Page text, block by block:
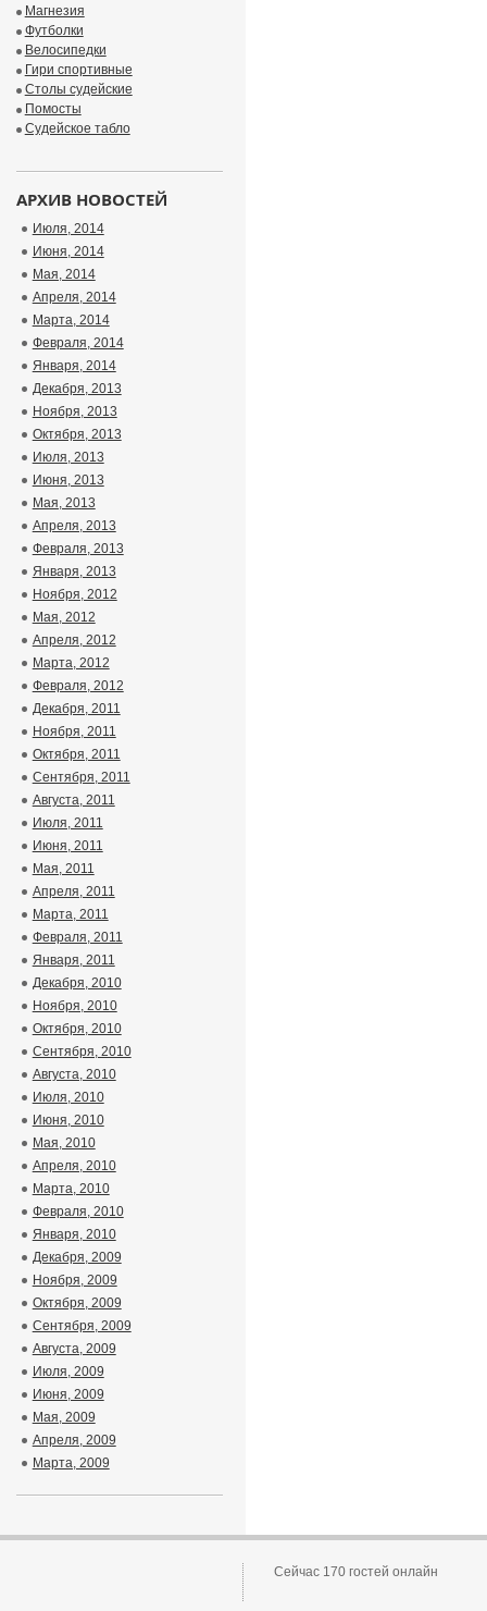
Магнезия
Футболки
Велосипедки
Гири спортивные
Столы судейские
Помосты
Судейское табло
АРХИВ НОВОСТЕЙ
Июля, 2014
Июня, 2014
Мая, 2014
Апреля, 2014
Марта, 2014
Февраля, 2014
Января, 2014
Декабря, 2013
Ноября, 2013
Октября, 2013
Июля, 2013
Июня, 2013
Мая, 2013
Апреля, 2013
Февраля, 2013
Января, 2013
Ноября, 2012
Мая, 2012
Апреля, 2012
Марта, 2012
Февраля, 2012
Декабря, 2011
Ноября, 2011
Октября, 2011
Сентября, 2011
Августа, 2011
Июля, 2011
Июня, 2011
Мая, 2011
Апреля, 2011
Марта, 2011
Февраля, 2011
Января, 2011
Декабря, 2010
Ноября, 2010
Октября, 2010
Сентября, 2010
Августа, 2010
Июля, 2010
Июня, 2010
Мая, 2010
Апреля, 2010
Марта, 2010
Февраля, 2010
Января, 2010
Декабря, 2009
Ноября, 2009
Октября, 2009
Сентября, 2009
Августа, 2009
Июля, 2009
Июня, 2009
Мая, 2009
Апреля, 2009
Марта, 2009
Сейчас 170 гостей онлайн